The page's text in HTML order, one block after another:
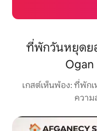
ที่พักวันหยุดย
Ogan
เกสต์เห็นพ้อง: ที่พัก
ความ